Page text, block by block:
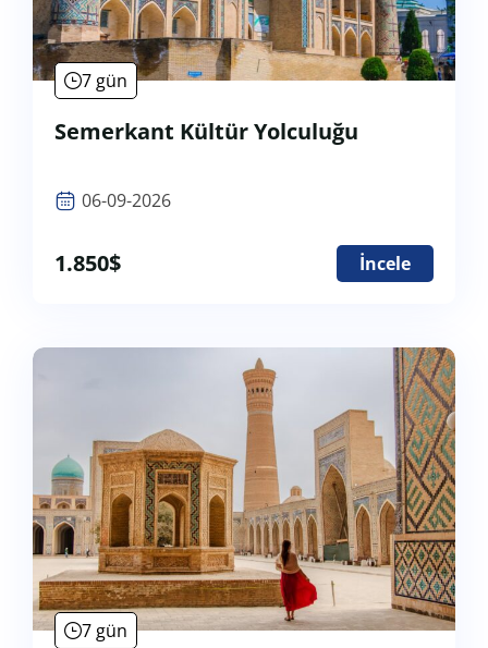
7 gün
Semerkant Kültür Yolculuğu
06-09-2026
1.850$ İncele
7 gün